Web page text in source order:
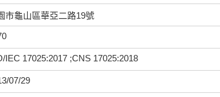
市龜山區華亞二路19號
IEC 17025:2017 ;CNS 17025:2018
07/29